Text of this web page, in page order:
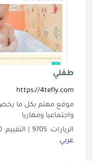
طفلي
https://4tefly.com
موقع مهتم بكل ما
واجتماعيا ومهاريا
الزيارات: 9705 | التقييم: 0 | المقيّمين: 0 | الدولة:
عربي